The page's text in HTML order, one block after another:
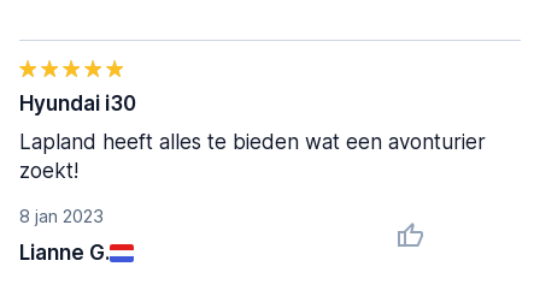
8 jan 2023
Lianne G.
Hyundai i30
Lapland heeft alles te bieden wat een avonturier
zoekt!